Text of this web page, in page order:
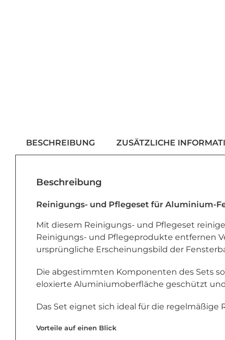
BESCHREIBUNG ZUSÄTZLICHE
Beschreibung
Reinigungs- und Pflegeset für Aluminium-
Mit diesem Reinigungs- und Pflegeset
Reinigungs- und Pflegeprodukte entfernen
ursprüngliche Erscheinungsbild der
Die abgestimmten Komponenten des Sets
eloxierte Aluminiumoberfläche geschützt
Das Set eignet sich ideal für die
Vorteile auf einen Blick